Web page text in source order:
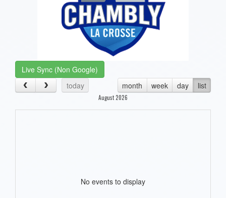
Live Sync (Non Google)
today
month week day list
August 2026
No events to display